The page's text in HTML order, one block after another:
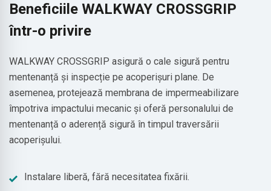
Beneficiile WALKWAY CROSSGRIP
într-o privire
WALKWAY CROSSGRIP asigură o cale sigură pentru
mentenanță și inspecție pe acoperișuri plane. De
asemenea, protejează membrana de impermeabilizare
împotriva impactului mecanic și oferă personalului de
mentenanță o aderență sigură în timpul traversării
acoperișului.
Instalare liberă, fără necesitatea fixării.